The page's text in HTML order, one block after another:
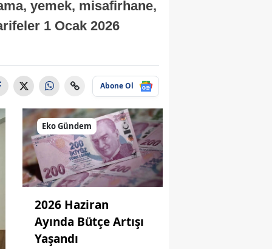
yemek, misafirhane,
1 Ocak 2026
Abone Ol
Eko Gündem
2026 Haziran
Ayında Bütçe Artışı
Yaşandı